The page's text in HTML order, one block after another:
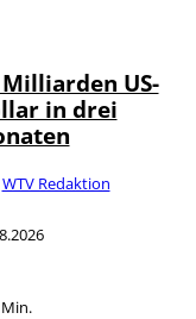
US-
in drei
WTV Redaktion